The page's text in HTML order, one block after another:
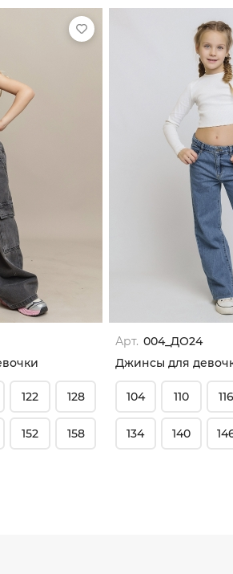
122 128
152 158
Арт. 004_ДО24
Джинсы для
104 110 116
134 140